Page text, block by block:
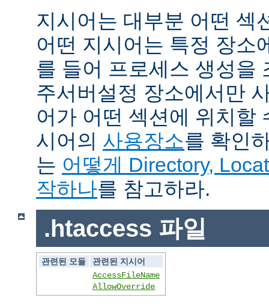
지시어는 대부분 어떤 섹
어떤 지시어는 특정 장소
를 들어 프로세스 생성을
주서버설정 장소에서만
어가 어떤 섹션에 위치할
시어의 사용장소를 확인
는 어떻게 Directory,
작하나를 참고하라.
.htaccess 파일
관련된 모듈
관련된 지시어
AccessFileName
AllowOverride